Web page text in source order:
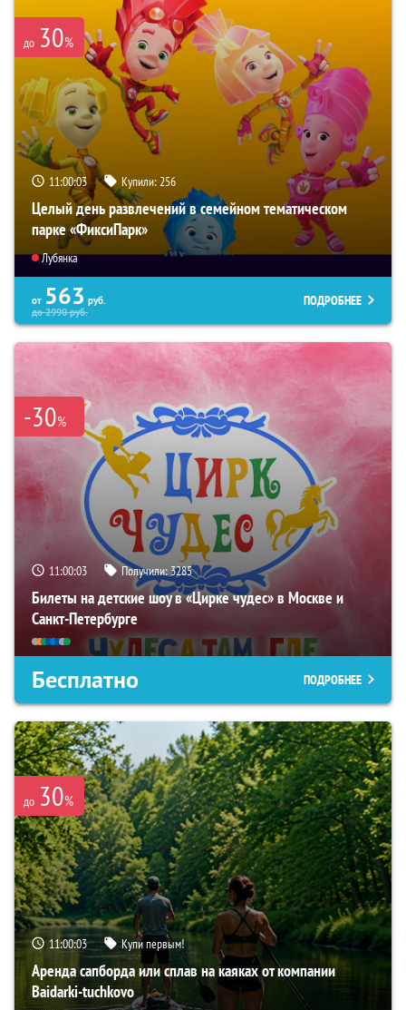
до 30%
11:00:02 Купили:256
Целый день развлечений в семейном тематическом
парке «ФиксиПарк»
Лубянка
от 563 руб.
до2990руб.
ПОДРОБНЕЕ
-30%
11:00:02 Получили: 3285
Билеты на детские шоу в «Цирке чудес» в Москве и
Санкт-Петербурге
Бесплатно ПОДРОБНЕЕ
до 30%
11:00:02 Купи первым!
Аренда сапборда или сплав на каяках от компании
Baidarki-tuchkovo